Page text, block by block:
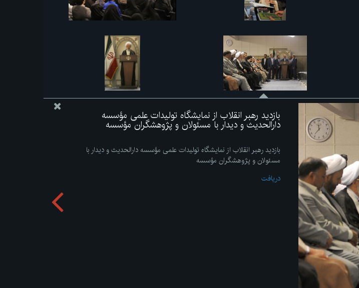
بازدید رهبر انقلاب از نمایشگاه تولیدات علمی مؤسسه
دارالحدیث و دیدار با مسئولان و پژوهشگران مؤسسه
بازدید رهبر انقلاب از نمایشگاه تولیدات علمی مؤسسه دارالحدیث و دیدار با
مسئولان و پژوهشگران مؤسسه
دریافت